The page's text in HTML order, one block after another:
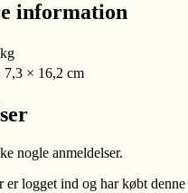
information
7,3 × 16,2 cm
nogle anmeldelser.
er logget ind og har købt